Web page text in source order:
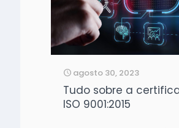
agosto 30, 2023
Tudo sobre a
ISO 9001:2015